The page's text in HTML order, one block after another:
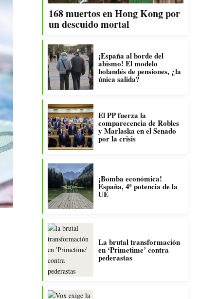
168 muertos en Hong Kong por
un descuido mortal
¡España al borde del
abismo! El modelo
holandés de pensiones, ¿la
única salida?
El PP fuerza la
comparecencia de Robles
y Marlaska en el Senado
por la crisis
¡Bomba económica!
España, 4ª potencia de la
UE
La brutal transformación
en ‘Primetime’ contra
pederastas